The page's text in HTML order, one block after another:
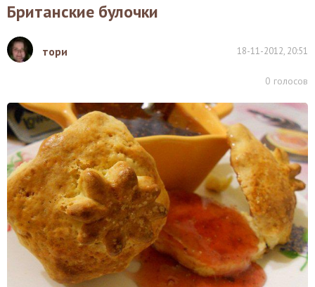
Британские булочки
тори 18-11-2012, 20:51
0 голосов